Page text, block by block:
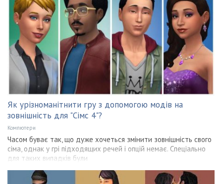
Як урізноманітнити гру з допомогою модів на
зовнішність для "Сімс 4"?
Компютери
Часом буває так, що дуже хочеться змінити зовнішність свого
сіма, однак у грі підходящих речей і опцій немає. Спеціально
для таких випадків були